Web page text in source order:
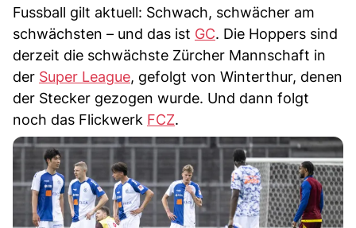
Fussball gilt aktuell: Schwach, schwächer am
schwächsten – und das ist GC. Die Hoppers sind
derzeit die schwächste Zürcher Mannschaft in
der Super League, gefolgt von Winterthur, denen
der Stecker gezogen wurde. Und dann folgt
noch das Flickwerk FCZ.